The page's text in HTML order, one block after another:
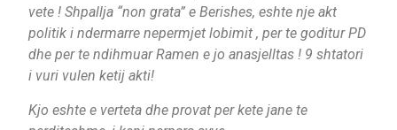
vete ! Shpallja “non grata” e Berishes, eshte nje akt
politik i ndermarre nepermjet lobimit , per te goditur PD
dhe per te ndihmuar Ramen e jo anasjelltas ! 9 shtatori
i vuri vulen ketij akti!
Kjo eshte e verteta dhe provat per kete jane te